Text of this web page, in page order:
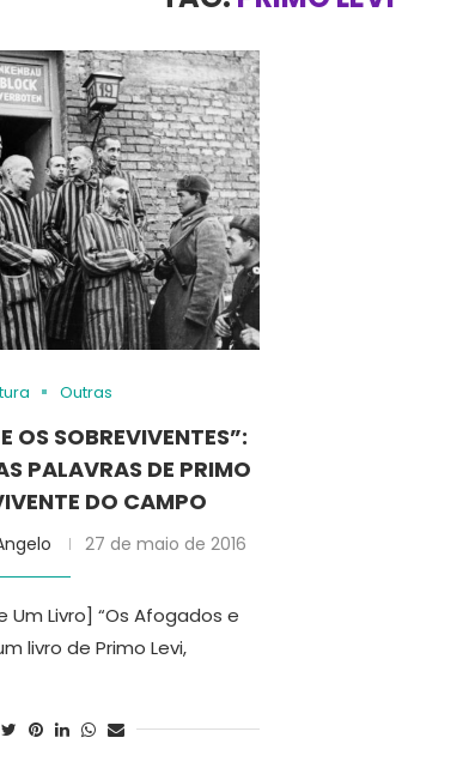
Outras
OS SOBREVIVENTES”:
PALAVRAS DE PRIMO
DO CAMPO
27 de maio de 2016
Livro] “Os Afogados e
livro de Primo Levi,